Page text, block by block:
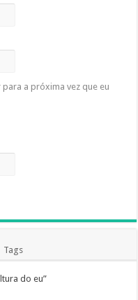
a próxima vez que eu
Tags
do eu”